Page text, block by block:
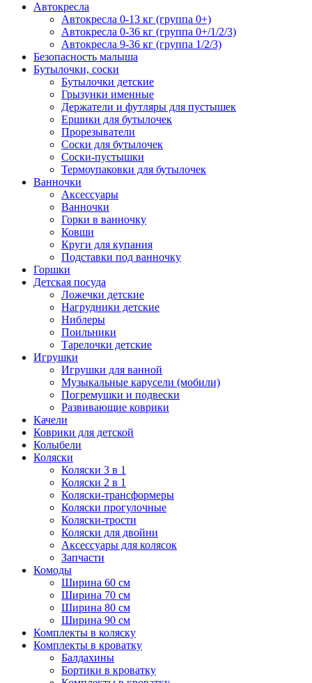
Автокресла
Автокресла 0-13 кг (группа 0+)
Автокресла 0-36 кг (группа 0+/1/2/3)
Автокресла 9-36 кг (группа 1/2/3)
Безопасность малыша
Бутылочки, соски
Бутылочки детские
Грызунки именные
Держатели и футляры для пустышек
Ершики для бутылочек
Прорезыватели
Соски для бутылочек
Соски-пустышки
Термоупаковки для бутылочек
Ванночки
Аксессуары
Ванночки
Горки в ванночку
Ковши
Круги для купания
Подставки под ванночку
Горшки
Детская посуда
Ложечки детские
Нагрудники детские
Ниблеры
Поильники
Тарелочки детские
Игрушки
Игрушки для ванной
Музыкальные карусели (мобили)
Погремушки и подвески
Развивающие коврики
Качели
Коврики для детской
Колыбели
Коляски
Коляски 3 в 1
Коляски 2 в 1
Коляски-трансформеры
Коляски прогулочные
Коляски-трости
Коляски для двойни
Аксессуары для колясок
Запчасти
Комоды
Ширина 60 см
Ширина 70 см
Ширина 80 см
Ширина 90 см
Комплекты в коляску
Комплекты в кроватку
Балдахины
Бортики в кроватку